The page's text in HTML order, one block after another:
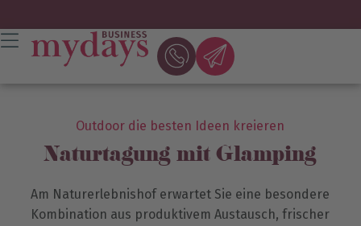
Outdoor die besten Ideen kreieren
Naturtagung mit Glamping
Am Naturerlebnishof erwartet Sie eine besondere
Kombination aus produktivem Austausch, frischer